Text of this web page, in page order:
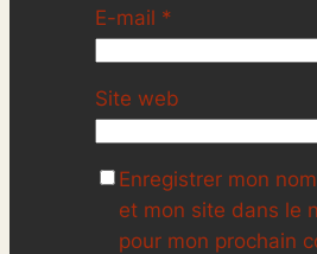
E-mail *
Site web
Enregistrer mon
et mon site dans le
pour mon prochain